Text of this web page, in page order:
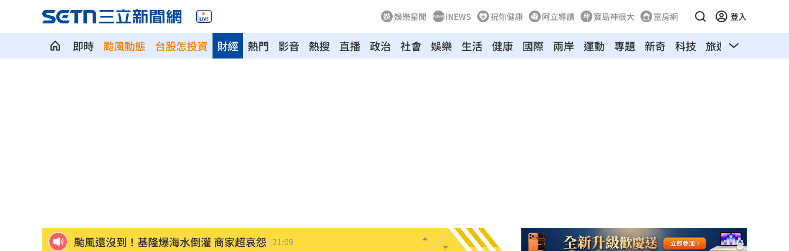
娛樂星聞 iNEWS 祝你健康 阿立導讀 寶島神很大 富房網 登入
即時 颱風動態 台股怎投資 熱門 影音 熱搜 直播 政治 社會 娛樂 生活 健康 國際 兩岸 運動
財經 專題 新奇 科技 旅遊 汽車
颱風還沒到！基隆爆海水倒灌 商家超哀怨 21:09